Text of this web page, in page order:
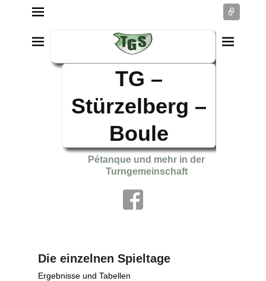
TG –
Stürzelberg –
Boule
Pétanque und mehr in der
Turngemeinschaft
Die einzelnen Spieltage
P
Ergebnisse und Tabellen